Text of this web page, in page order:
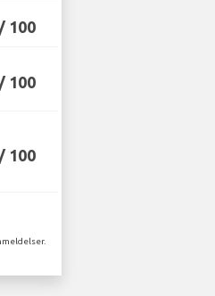
100
100
100